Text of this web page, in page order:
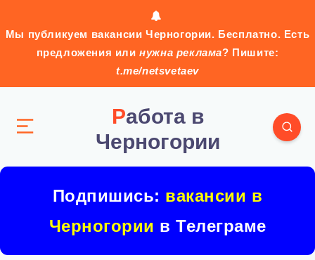
Мы публикуем вакансии Черногории. Бесплатно. Есть
предложения илинужна реклама? Пишите:
t.me/netsvetaev
Работа в
Черногории
Подпишись: вакансии в
Черногории в Телеграме